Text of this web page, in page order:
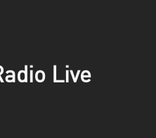
Live